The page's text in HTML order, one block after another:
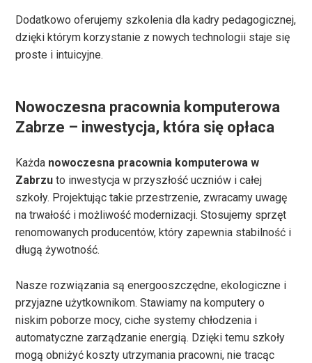
Dodatkowo oferujemy szkolenia dla kadry pedagogicznej,
dzięki którym korzystanie z nowych technologii staje się
proste i intuicyjne.
Nowoczesna pracownia komputerowa
Zabrze – inwestycja, która się opłaca
Każda nowoczesna pracownia komputerowa w
Zabrzu to inwestycja w przyszłość uczniów i całej
szkoły. Projektując takie przestrzenie, zwracamy uwagę
na trwałość i możliwość modernizacji. Stosujemy sprzęt
renomowanych producentów, który zapewnia stabilność i
długą żywotność.
Nasze rozwiązania są energooszczędne, ekologiczne i
przyjazne użytkownikom. Stawiamy na komputery o
niskim poborze mocy, ciche systemy chłodzenia i
automatyczne zarządzanie energią. Dzięki temu szkoły
mogą obniżyć koszty utrzymania pracowni, nie tracąc